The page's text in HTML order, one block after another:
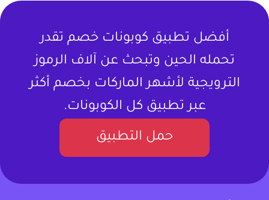
أفضل تطبيق كوبونات خصم تقدر
تحمله الحين وتبحث عن آلاف الرموز
الترويجية لأشهر الماركات بخصم أكثر
عبر تطبيق كل الكوبونات.
حمل التطبيق